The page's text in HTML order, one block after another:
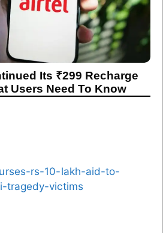
Its ₹299 Recharge
Users Need To Know